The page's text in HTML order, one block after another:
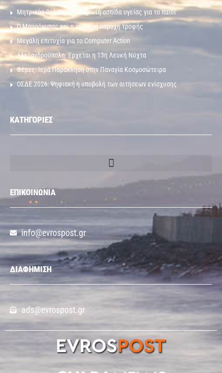
Μητρικός θηλασμός: Η πρώτη ασπίδα υγείας για το παιδί
Ο Μαυρόγυπας και η τεχνητή παροχή τροφής
Μεγάλη επιτυχία για το Computer Action
Αλεξανδρούπολη: Έρχεται η 13η Λευκή Νύχτα
Φέρες: Ιερά Παράκληση στην Παναγία Κοσμοσώτειρα
ΟΣΔΕ 2026: Ψηφιακή η υποβολή των αιτήσεων ενίσχυσης
ΚΑΤΗΓΟΡΙΕΣ
ΕΠΙΚΟΙΝΩΝΙΑ
info@evrospost.gr
ΔΙΑΦΗΜΙΣΗ
ads@evrospost.gr